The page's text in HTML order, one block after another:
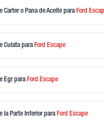
Carter o Pana de Aceite para Ford
Culatapara Ford Escape
Egrpara Ford Escape
la Parte Inferiorpara Ford Escape